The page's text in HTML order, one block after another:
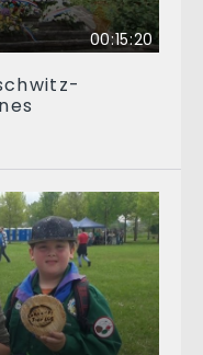
00:15:20